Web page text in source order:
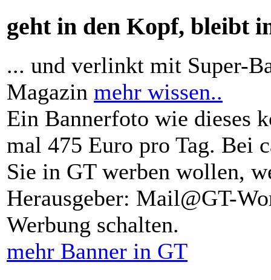
geht in den Kopf, bleibt
... und verlinkt mit Super-
Magazin mehr wissen..
Ein Bannerfoto wie dieses
mal 475 Euro pro Tag. Bei
Sie in GT werben wollen,
Herausgeber: Mail@GT-
Werbung schalten.
mehr Banner in GT